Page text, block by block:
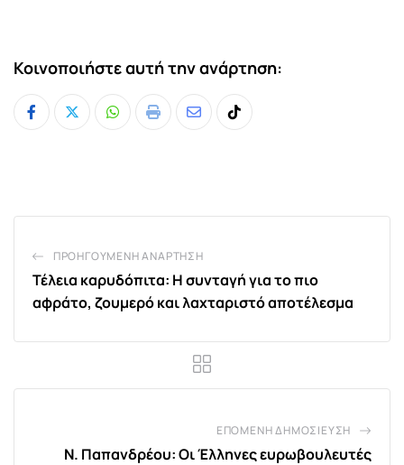
Κοινοποιήστε αυτή την ανάρτηση:
Whatsapp
Print
ShareTiktok
ΠΡΟΗΓΟΎΜΕΝΗ ΑΝΆΡΤΗΣΗ
Τέλεια καρυδόπιτα: Η συνταγή για το πιο
αφράτο, ζουμερό και λαχταριστό αποτέλεσμα
ΕΠΌΜΕΝΗ ΔΗΜΟΣΊΕΥΣΗ
Ν. Παπανδρέου: Οι Έλληνες ευρωβουλευτές